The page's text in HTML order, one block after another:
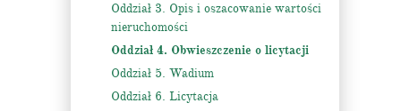
Oddział 3. Opis i oszacowanie wartości
nieruchomości
Oddział 4. Obwieszczenie o licytacji
Oddział 5. Wadium
Oddział 6. Licytacja